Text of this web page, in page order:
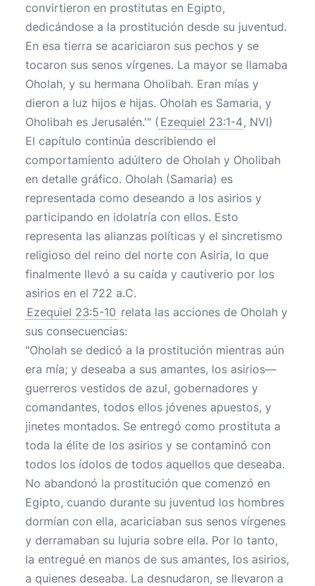
convirtieron en prostitutas en Egipto,
dedicándose a la prostitución desde su juventud.
En esa tierra se acariciaron sus pechos y se
tocaron sus senos vírgenes. La mayor se llamaba
Oholah, y su hermana Oholibah. Eran mías y
dieron a luz hijos e hijas. Oholah es Samaria, y
Oholibah es Jerusalén.'" ( Ezequiel 23:1-4, NVI)
El capítulo continúa describiendo el
comportamiento adúltero de Oholah y Oholibah
en detalle gráfico. Oholah (Samaria) es
representada como deseando a los asirios y
participando en idolatría con ellos. Esto
representa las alianzas políticas y el sincretismo
religioso del reino del norte con Asiria, lo que
finalmente llevó a su caída y cautiverio por los
asirios en el 722 a.C.
Ezequiel 23:5-10 relata las acciones de Oholah y
sus consecuencias:
"Oholah se dedicó a la prostitución mientras aún
era mía; y deseaba a sus amantes, los asirios—
guerreros vestidos de azul, gobernadores y
comandantes, todos ellos jóvenes apuestos, y
jinetes montados. Se entregó como prostituta a
toda la élite de los asirios y se contaminó con
todos los ídolos de todos aquellos que deseaba.
No abandonó la prostitución que comenzó en
Egipto, cuando durante su juventud los hombres
dormían con ella, acariciaban sus senos vírgenes
y derramaban su lujuria sobre ella. Por lo tanto,
la entregué en manos de sus amantes, los asirios,
a quienes deseaba. La desnudaron, se llevaron a